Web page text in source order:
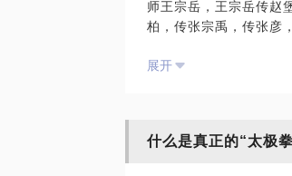
师王宗岳，王宗岳传赵
柏，传张宗禹，传张彦
赵堡太极拳经过历代前
修改架式中的手法、身
展开
什么是真正的“太极